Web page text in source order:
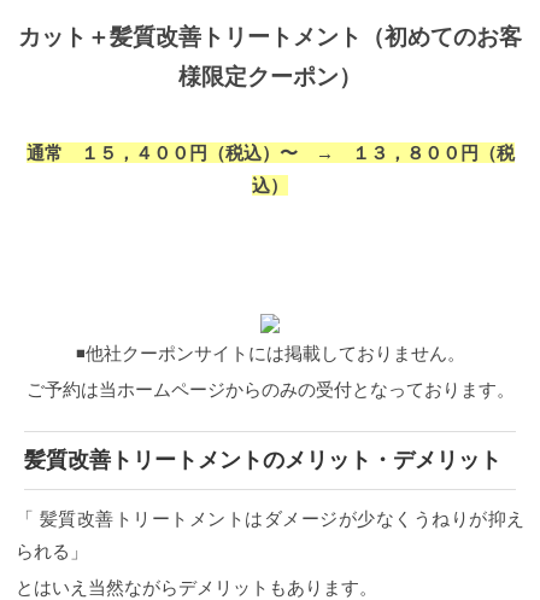
カット＋髪質改善トリートメント（初めてのお客
様限定クーポン）
通常 １５，４００円（税込）〜 → １３，８００円（税
込）
◾️他社クーポンサイトには掲載しておりません。
ご予約は当ホームページからのみの受付となっております。
髪質改善トリートメントのメリット・デメリット
「 髪質改善トリートメントはダメージが少なくうねりが抑え
られる」
とはいえ当然ながらデメリットもあります。